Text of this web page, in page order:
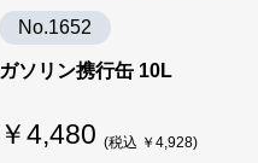
No.1652
ガソリン携行缶 10L
￥4,480 (税込 ￥4,928)